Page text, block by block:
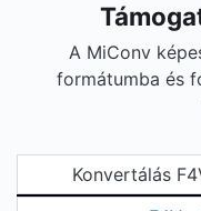
A MiConv
formátumba és
Konvertálás